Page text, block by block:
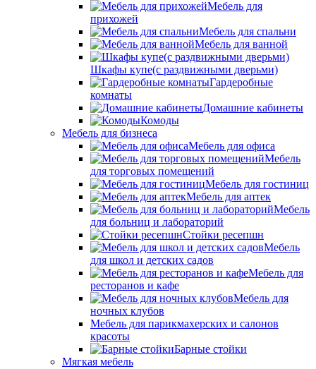
Мебель для
прихожей
Мебель для спальни
Мебель для ванной
Шкафы купе(с раздвижными дверьми)
Гардеробные
комнаты
Домашние кабинеты
Комоды
Мебель для бизнеса
Мебель для офиса
Мебель
для торговых помещений
Мебель для гостиниц
Мебель для аптек
Мебель
для больниц и лабораторий
Стойки ресепшн
Мебель
для школ и детских садов
Мебель для
ресторанов и кафе
Мебель для
ночных клубов
Мебель для парикмахерских и салонов
красоты
Барные стойки
Мягкая мебель